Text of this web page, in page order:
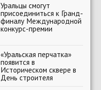
Уральцы смогут
присоединиться к Гранд-
финалу Международной
конкурс-премии
«Уральская перчатка»
появится в
Историческом сквере в
День строителя